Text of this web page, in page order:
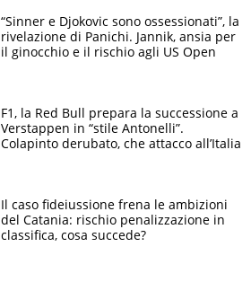
“Sinner e Djokovic sono ossessionati”, la
rivelazione di Panichi. Jannik, ansia per
il ginocchio e il rischio agli US Open
F1, la Red Bull prepara la successione a
Verstappen in “stile Antonelli”.
Colapinto derubato, che attacco all’Italia
Il caso fideiussione frena le ambizioni
del Catania: rischio penalizzazione in
classifica, cosa succede?